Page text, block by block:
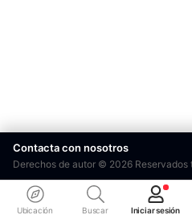
Contacta con nosotros
Derechos de autor © 2026 Reservados
Ubicación Buscar Iniciar sesión